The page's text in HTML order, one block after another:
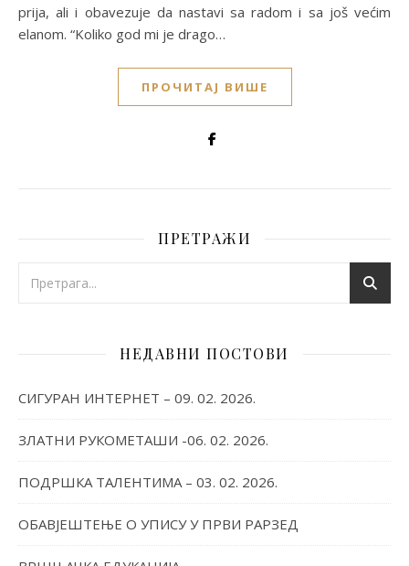
prija, ali i obavezuje da nastavi sa radom i sa još većim
elanom. “Koliko god mi je drago…
ПРОЧИТАЈ ВИШЕ
ПРЕТРАЖИ
НЕДАВНИ ПОСТОВИ
СИГУРАН ИНТЕРНЕТ – 09. 02. 2026.
ЗЛАТНИ РУКОМЕТАШИ -06. 02. 2026.
ПОДРШКА ТАЛЕНТИМА – 03. 02. 2026.
ОБАВЈЕШТЕЊЕ О УПИСУ У ПРВИ РАРЗЕД